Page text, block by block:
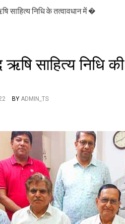
साहित्य निधि के तत्वावधान में �
साहित्य निधि
BY ADMIN_TS